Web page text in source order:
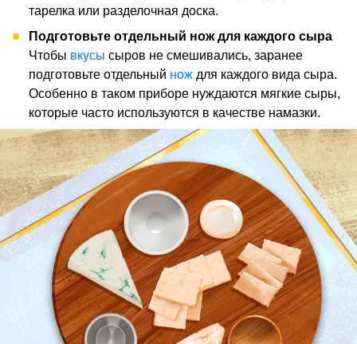
тарелка или разделочная доска.
Подготовьте отдельный нож для каждого сыра
Чтобы вкусы сыров не смешивались, заранее
подготовьте отдельный нож для каждого вида сыра.
Особенно в таком приборе нуждаются мягкие сыры,
которые часто используются в качестве намазки.